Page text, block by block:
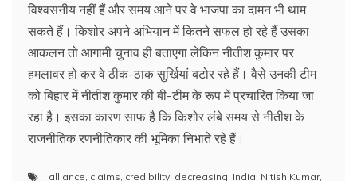
विश्वसनीय नहीं हैं और समय आने पर वे भाजपा का दामन भी थाम
सकते हैं। किशोर अपने अभियान में कितने सफल हो रहे हैं उसका
आकलन तो आगामी चुनाव ही बताएगा लेकिन नीतीश कुमार पर
हमलावर हो कर वे ठीक-ठाक सुर्खियां बटोर रहे हैं। वैसे उनकी टीम
को बिहार में नीतीश कुमार की बी-टीम के रूप में प्रचारित किया जा
रहा है। इसका कारण साफ है कि किशोर लंबे समय से नीतीश के
राजनीतिक रणनीतिकार की भूमिका निभाते रहे हैं।
alliance claims credibility decreasing India Nitish Kumar,